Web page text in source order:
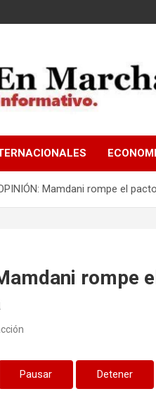
Mamdani rompe el
rompe
Pausar Detener